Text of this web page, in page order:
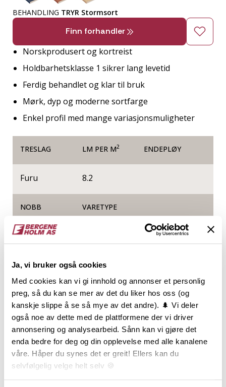
Ja, vi bruker også cookies
Med cookies kan vi gi innhold og annonser et personlig
preg, så du kan se mer av det du liker hos oss (og
kanskje slippe å se så mye av det andre). 🌲 Vi deler
også noe av dette med de plattformene der vi driver
annonsering og analysearbeid. Sånn kan vi gjøre det
enda bedre for deg og din opplevelse med alle kanalene
våre. Håper du synes det er greit! Ellers kan du
selvfølgelig velge helt selv 🍪
BEHANDLING TRYR Stormsort
Finn forhandler
Norskprodusert og kortreist
Holdbarhetsklasse 1 sikrer lang levetid
Ferdig behandlet og klar til bruk
Mørk, dyp og moderne sortfarge
Enkel profil med mange variasjonsmuligheter
TRESLAG LM PER M2 ENDEPLØY
Furu 8.2
NOBB VARETYPE
60025514
Produktinformasjon
I fasadekolleksjonen TRYR finner du tøffe og trendy
kledninger i heltre som sørger for at bygget er
velkledd i all slags vær. TRYR-kolleksjonen
produseres av norsk, kortreist og miljøsertifisert
furu og har lang holdbarhet. STORMSORT er en tøff,
intens og mørk sortfarge som vil kle både eldre og
helt moderne hus og hytter. Særlig vil bygg med en